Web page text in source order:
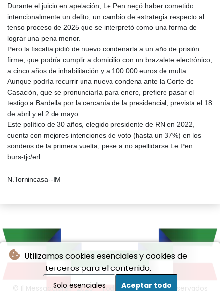
Utilizamos cookies esenciales y cookies de
terceros para el contenido.
Solo esenciales Aceptar todo
Durante el juicio en apelación, Le Pen negó haber cometido
intencionalmente un delito, un cambio de estrategia respecto al
tenso proceso de 2025 que se interpretó como una forma de
lograr una pena menor.
Pero la fiscalía pidió de nuevo condenarla a un año de prisión
firme, que podría cumplir a domicilio con un brazalete electrónico,
a cinco años de inhabilitación y a 100.000 euros de multa.
Aunque podría recurrir una nueva condena ante la Corte de
Casación, que se pronunciaría para enero, prefiere pasar el
testigo a Bardella por la cercanía de la presidencial, prevista el 18
de abril y el 2 de mayo.
Este político de 30 años, elegido presidente de RN en 2022,
cuenta con mejores intenciones de voto (hasta un 37%) en los
sondeos de la primera vuelta, pese a no apellidarse Le Pen.
burs-tjc/erl
N.Tornincasa--IM
© Il Messaggiere - 2026 - Todos los derechos reservados